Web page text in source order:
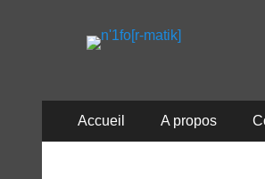
n'1fo[r-
Pour les nymphos d'infos en
Menu
principal
Accueil A propos